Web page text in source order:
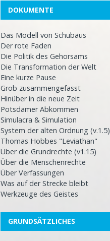
DOKUMENTE
Das Modell von Schubäus
Der rote Faden
Die Politik des Gehorsams
Die Transformation der Welt
Eine kurze Pause
Grob zusammengefasst
Hinüber in die neue Zeit
Potsdamer Abkommen
Simulacra & Simulation
System der alten Ordnung (v.1.5)
Thomas Hobbes "Leviathan"
Über die Grundrechte (v1.15)
Über die Menschenrechte
Über Verfassungen
Was auf der Strecke bleibt
Werkzeuge des Geistes
GRUNDSÄTZLICHES